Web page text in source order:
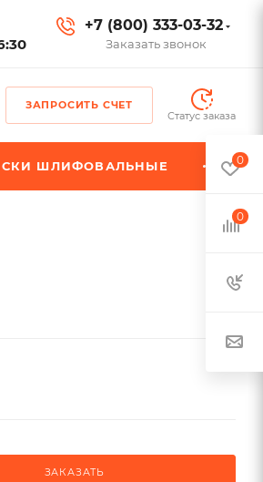
+7 (800) 333-03-32
Заказать звонок
ЗАПРОСИТЬ СЧЕТ
Статус заказа
ШЛИФОВАЛЬНЫЕ
ЗАКАЗАТЬ
0
0